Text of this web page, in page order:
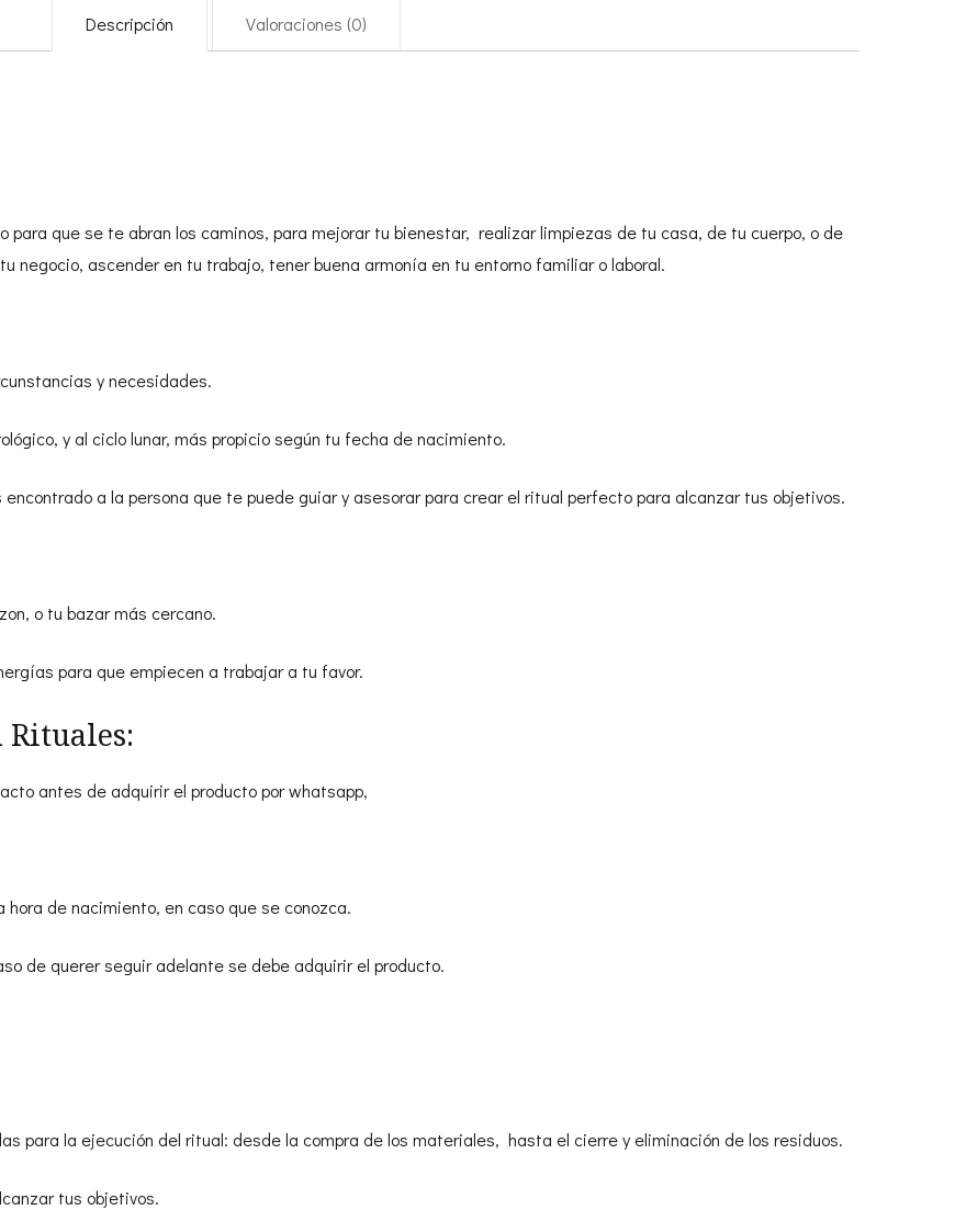
Descripción Valoraciones (0)
que se te abran los caminos, para mejorar tu bienestar, realizar limpiezas de tu casa, de tu cuerpo, o de
negocio, ascender en tu trabajo, tener buena armonía en tu entorno familiar o laboral.
y necesidades.
y al ciclo lunar, más propicio según tu fecha de nacimiento.
a la persona que te puede guiar y asesorar para crear el ritual perfecto para alcanzar tus objetivos.
o tu bazar más cercano.
para que empiecen a trabajar a tu favor.
Rituales:
antes de adquirir el producto por whatsapp,
de nacimiento, en caso que se conozca.
de querer seguir adelante se debe adquirir el producto.
para la ejecución del ritual: desde la compra de los materiales, hasta el cierre y eliminación de los residuos.
tus objetivos.